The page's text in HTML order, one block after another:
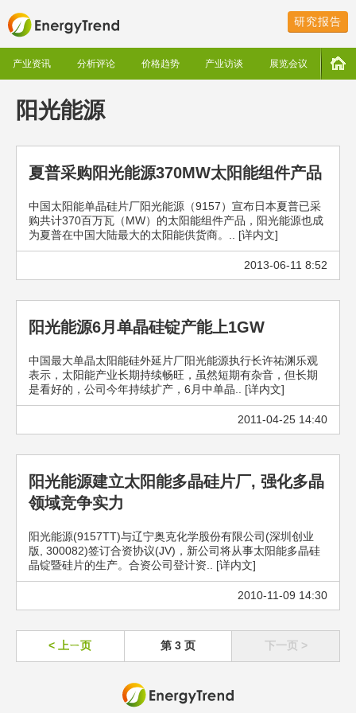
研究报告
产业资讯 分析评论 价格趋势 产业访谈 展览会议
阳光能源
夏普采购阳光能源370MW太阳能组件产品
中国太阳能单晶硅片厂阳光能源（9157）宣布日本夏普已采
购共计370百万瓦（MW）的太阳能组件产品，阳光能源也成
为夏普在中国大陆最大的太阳能供货商。.. [详内文]
2013-06-11 8:52
阳光能源6月单晶硅锭产能上1GW
中国最大单晶太阳能硅外延片厂阳光能源执行长许祐渊乐观
表示，太阳能产业长期持续畅旺，虽然短期有杂音，但长期
是看好的，公司今年持续扩产，6月中单晶.. [详内文]
2011-04-25 14:40
阳光能源建立太阳能多晶硅片厂, 强化多晶
领域竞争实力
阳光能源(9157TT)与辽宁奥克化学股份有限公司(深圳创业
版, 300082)签订合资协议(JV)，新公司将从事太阳能多晶硅
晶锭暨硅片的生产。合资公司登计资.. [详内文]
2010-11-09 14:30
< 上ㄧ页 第 3 页 下一页 >